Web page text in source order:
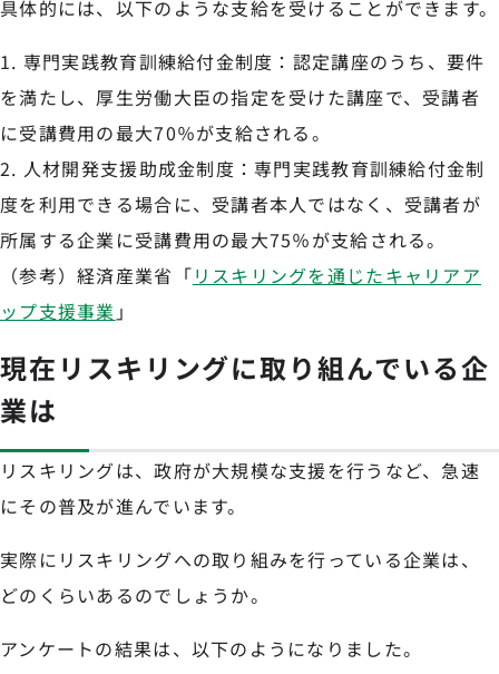
具体的には、以下のような支給を受けることができます。
専門実践教育訓練給付金制度：認定講座のうち、要件
を満たし、厚生労働大臣の指定を受けた講座で、受講者
に受講費用の最大70％が支給される。
人材開発支援助成金制度：専門実践教育訓練給付金制
度を利用できる場合に、受講者本人ではなく、受講者が
所属する企業に受講費用の最大75％が支給される。
（参考）経済産業省「リスキリングを通じたキャリアア
ップ支援事業 」
現在リスキリングに取り組んでいる企
業は
リスキリングは、政府が大規模な支援を行うなど、急速
にその普及が進んでいます。
実際にリスキリングへの取り組みを行っている企業は、
どのくらいあるのでしょうか。
アンケートの結果は、以下のようになりました。